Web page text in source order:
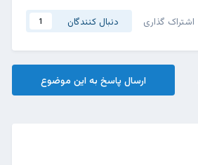
اشتراک گذاری دنبال کنندگان 1
ارسال پاسخ به این موضوع